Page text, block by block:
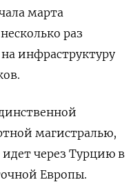
марта
​раз
инфраструктуру
⁠магистралью,
через ‌Турцию в
‌Европы.